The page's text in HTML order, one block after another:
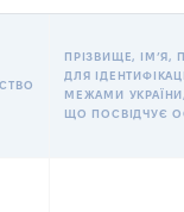
ПРІЗВИЩЕ, ІМʼЯ,
ДЛЯ
МЕЖАМИ
ЩО ПОСВІДЧУЄ